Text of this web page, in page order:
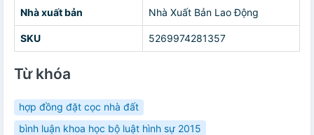
Nhà xuất bản Nhà Xuất Bản Lao Động
SKU 5269974281357
Từ khóa
hợp đồng đặt cọc nhà đất
bình luận khoa học bộ luật hình sự 2015